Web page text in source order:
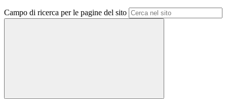
Campo di ricerca per le pagine del sito